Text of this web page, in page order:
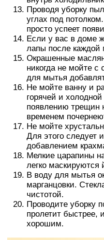
Проводя уборку
углах под
просто успеет
Если у вас в доме
лапы после каждой
Окрашенные
никогда не мойте
для мытья
Не мойте ванну и
горячей и
появлению трещин
временем
Не мойте
Для этого следует
добавлением
Мелкие царапины
легко маскируются
В воду для мытья
марганцовки.
чистотой.
Проводите уборку
пролетит быстрее,
хорошим.